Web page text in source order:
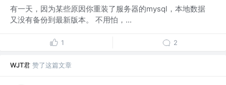
有一天，因为某些原因你重装了服务器的mysql，本地数据
又没有备份到最新版本。 不用怕，...
1 2
WJT君 赞了这篇文章